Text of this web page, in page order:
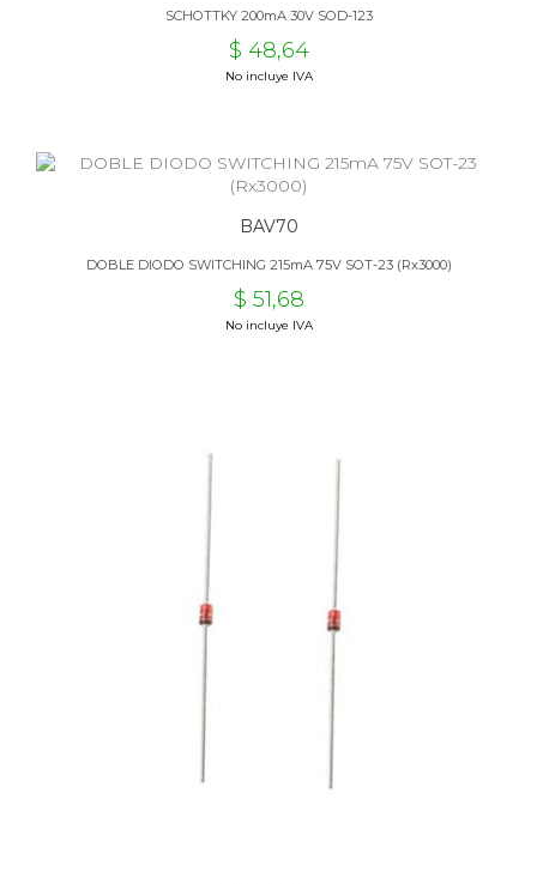
SCHOTTKY 200mA 30V SOD-123
$ 48,64
No incluye IVA
BAV70
DOBLE DIODO SWITCHING 215mA 75V SOT-23 (Rx3000)
$ 51,68
No incluye IVA